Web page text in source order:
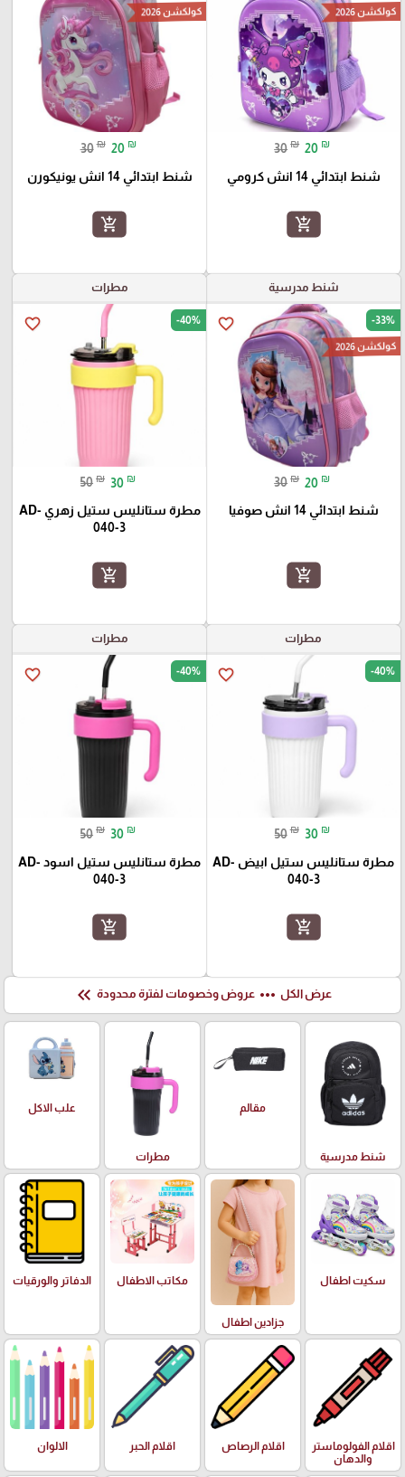
كولكشن 2026
30 ₪ 20 ₪
شنط ابتدائي 14 انش كرومي
add_shopping_cart
كولكشن 2026
30 ₪ 20 ₪
شنط ابتدائي 14 انش يونيكورن
add_shopping_cart
شنط مدرسية
favorite_border -33%
كولكشن 2026
30 ₪ 20 ₪
شنط ابتدائي 14 انش صوفيا
add_shopping_cart
مطرات
favorite_border -40%
50 ₪ 30 ₪
مطرة ستانليس ستيل زهري AD-
040-3
add_shopping_cart
مطرات
favorite_border -40%
50 ₪ 30 ₪
مطرة ستانليس ستيل ابيض AD-
040-3
add_shopping_cart
مطرات
favorite_border -40%
50 ₪ 30 ₪
مطرة ستانليس ستيل اسود AD-
040-3
add_shopping_cart
عرض الكل more_horiz عروض وخصومات لفترة محدودة keyboard_double_arrow_left
شنط مدرسية
مقالم
مطرات
علب الاكل
سكيت اطفال
جزادين اطفال
مكاتب الاطفال الدفاتر والورقيات
اقلام الفولوماستر
والدهان
اقلام الرصاص اقلام الحبر الالوان